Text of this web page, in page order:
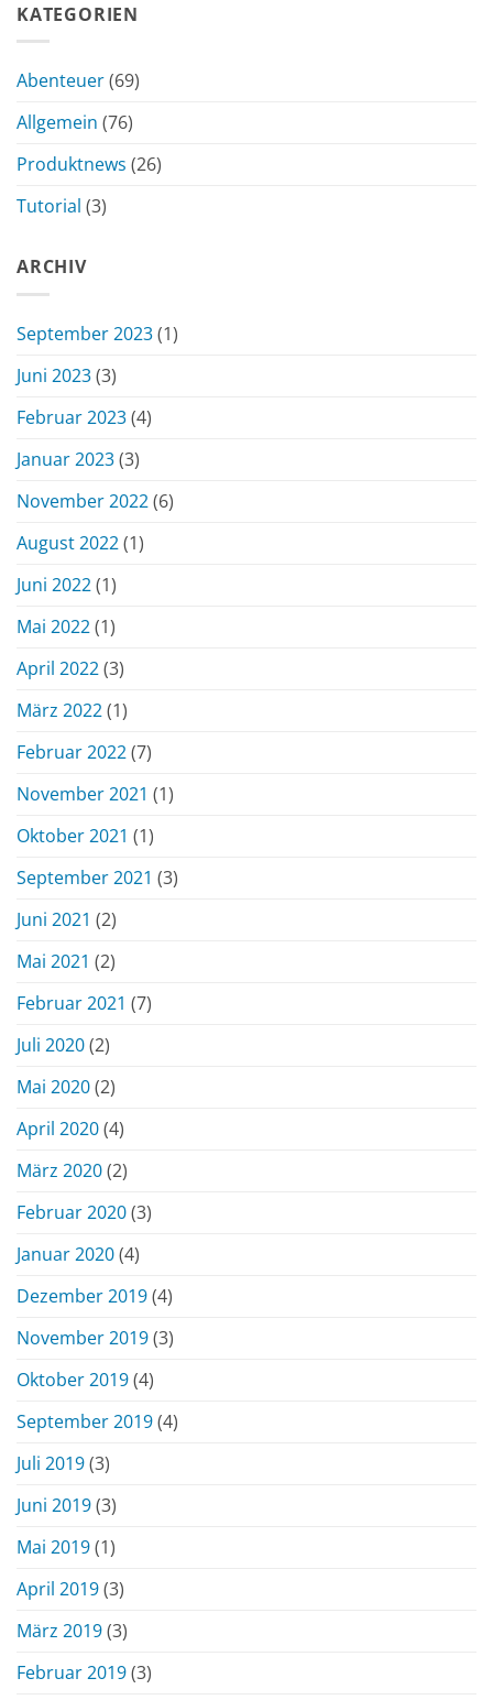
KATEGORIEN
Abenteuer(69)
Allgemein (76)
Produktnews (26)
Tutorial (3)
ARCHIV
September 2023(1)
Juni 2023(3)
Februar 2023(4)
Januar 2023(3)
November 2022(6)
August 2022(1)
Juni 2022(1)
Mai 2022(1)
April 2022(3)
März 2022(1)
Februar 2022(7)
November 2021 (1)
Oktober 2021 (1)
September 2021 (3)
Juni 2021 (2)
Mai 2021 (2)
Februar 2021 (7)
Juli 2020(2)
Mai 2020(2)
April 2020(4)
März 2020(2)
Februar 2020(3)
Januar 2020(4)
Dezember 2019(4)
November 2019(3)
Oktober 2019(4)
September 2019(4)
Juli 2019(3)
Juni 2019(3)
Mai 2019(1)
April 2019(3)
März 2019(3)
Februar 2019(3)